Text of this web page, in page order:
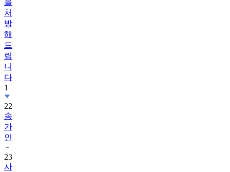
처
방
해
드
립
니
다
1
22
송
가
인
23
사